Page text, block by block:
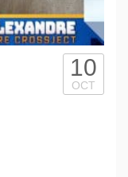
10
OCT